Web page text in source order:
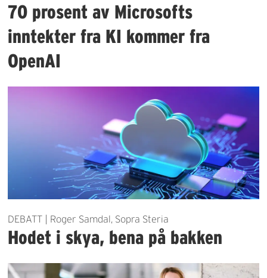
70 prosent av Microsofts
inntekter fra KI kommer fra
OpenAI
DEBATT | Roger Samdal, Sopra Steria
Hodet i skya, bena på bakken